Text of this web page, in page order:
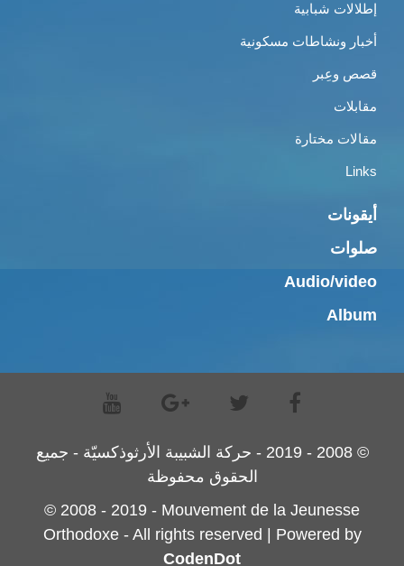
إطلالات شبابية
أخبار ونشاطات مسكونية
قصص وعِبر
مقابلات
مقالات مختارة
Links
أيقونات
صلوات
Audio/video
Album
© 2008 - 2019 - حركة الشبيبة الأرثوذكسيّة - جميع
الحقوق محفوظة
© 2008 - 2019 - Mouvement de la Jeunesse
Orthodoxe - All rights reserved | Powered by
CodenDot